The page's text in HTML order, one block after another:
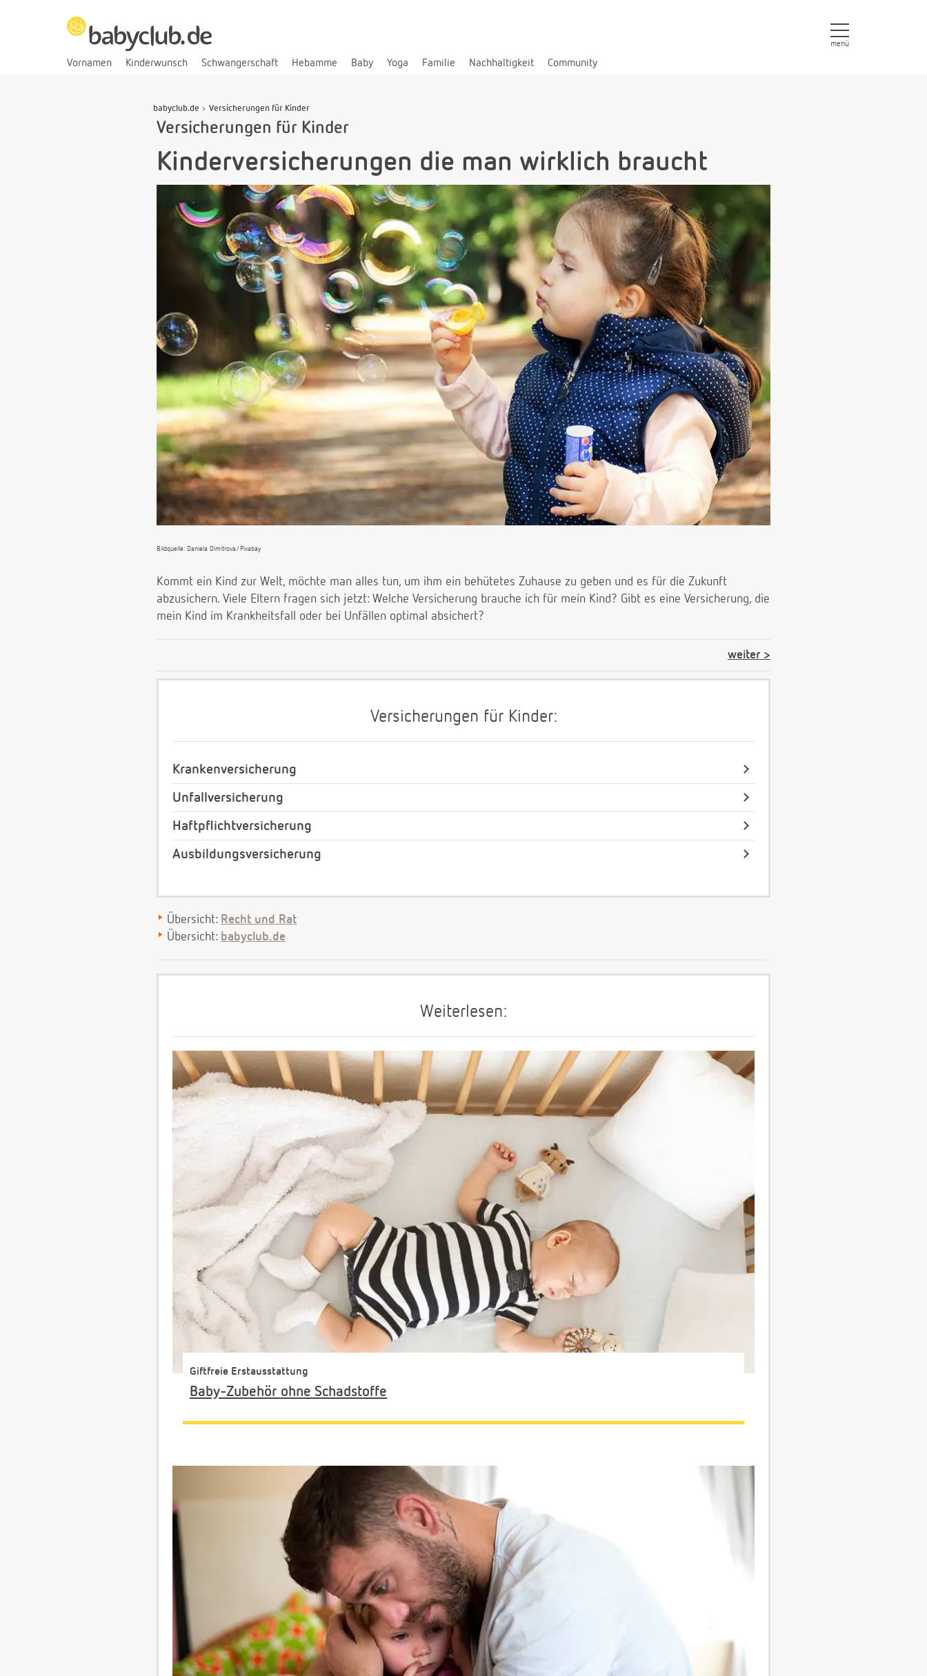
Vornamen Kinderwunsch Schwangerschaft Hebamme Baby Yoga Familie Nachhaltigkeit Community
menü
babyclub.de Versicherungen für Kinder
Versicherungen für Kinder
Kinderversicherungen die man wirklich braucht
Bildquelle: Daniela Dimitrova/Pixabay
Kommt ein Kind zur Welt, möchte man alles tun, um ihm ein behütetes Zuhause zu geben und es für die Zukunft
abzusichern. Viele Eltern fragen sich jetzt: Welche Versicherung brauche ich für mein Kind? Gibt es eine Versicherung, die
mein Kind im Krankheitsfall oder bei Unfällen optimal absichert?
weiter
Versicherungen für Kinder:
Krankenversicherung
Unfallversicherung
Haftpflichtversicherung
Ausbildungsversicherung
Übersicht: Recht und Rat
Übersicht: babyclub.de
Weiterlesen:
Giftfreie Erstausstattung
Baby-Zubehör ohne Schadstoffe